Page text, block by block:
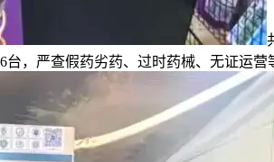
，严查假药劣药、过时药械、无证运营